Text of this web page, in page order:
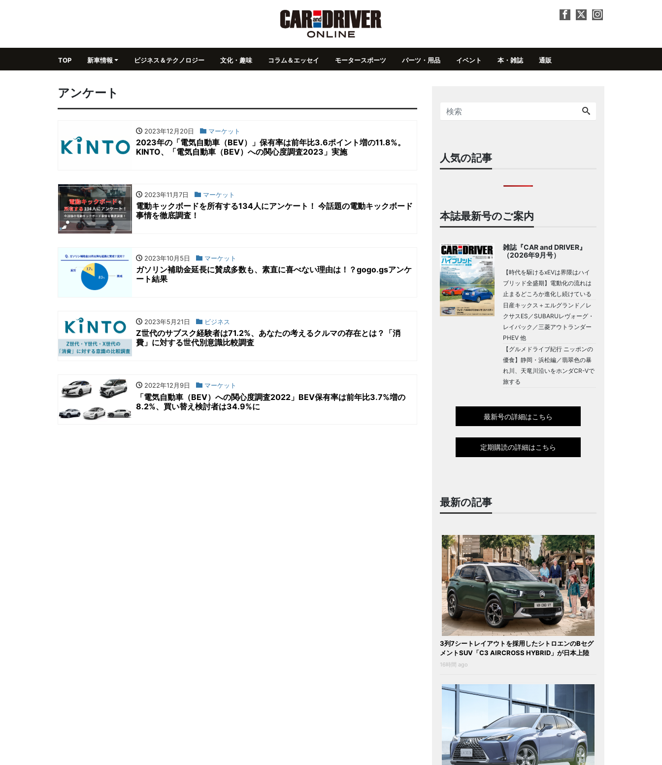
TOP 新車情報 ビジネス＆テクノロジー 文化・趣味 コラム＆エッセイ モータースポーツ パーツ・用品 イベント 本・雑誌 通販
アンケート
2023年12月20日 マーケット
2023年の「電気自動車（BEV）」保有率は前年比3.6ポイント増の11.8%。
KINTO、「電気自動車（BEV）への関心度調査2023」実施
2023年11月7日 マーケット
電動キックボードを所有する134人にアンケート！ 今話題の電動キックボード
事情を徹底調査！
2023年10月5日 マーケット
ガソリン補助金延長に賛成多数も、素直に喜べない理由は！？gogo.gsアンケ
ート結果
2023年5月21日 ビジネス
Z世代のサブスク経験者は71.2%、あなたの考えるクルマの存在とは？「消
費」に対する世代別意識比較調査
2022年12月9日 マーケット
「電気自動車（BEV）への関心度調査2022」BEV保有率は前年比3.7%増の
8.2%、買い替え検討者は34.9%に
人気の記事
本誌最新号のご案内
雑誌『CAR and DRIVER』
（2026年9月号）
【時代を駆けるxEVは界隈はハイ
ブリッド全盛期】電動化の流れは
止まるどころか進化し続けている
日産キックス＋エルグランド／レ
クサスES／SUBARUレヴォーグ・
レイバック／三菱アウトランダー
PHEV 他
【グルメドライブ紀行 ニッポンの
優食】静岡・浜松編／翡翠色の暴
れ川、天竜川沿いをホンダCR-Vで
旅する
最新号の詳細はこちら
定期購読の詳細はこちら
最新の記事
3列7シートレイアウトを採用したシトロエンのBセグ
メントSUV「C3 AIRCROSS HYBRID」が日本上陸
16時間 ago